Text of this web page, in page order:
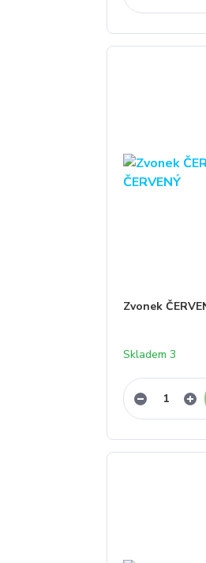
Zvonek
Skladem 3